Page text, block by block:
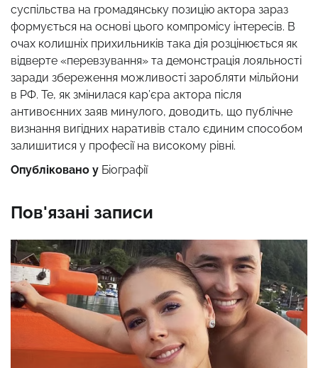
суспільства на громадянську позицію актора зараз
формується на основі цього компромісу інтересів. В
очах колишніх прихильників така дія розцінюється як
відверте «перевзування» та демонстрація лояльності
заради збереження можливості заробляти мільйони
в РФ. Те, як змінилася кар’єра актора після
антивоєнних заяв минулого, доводить, що публічне
визнання вигідних наративів стало єдиним способом
залишитися у професії на високому рівні.
Опубліковано у Біографії
Пов'язані записи